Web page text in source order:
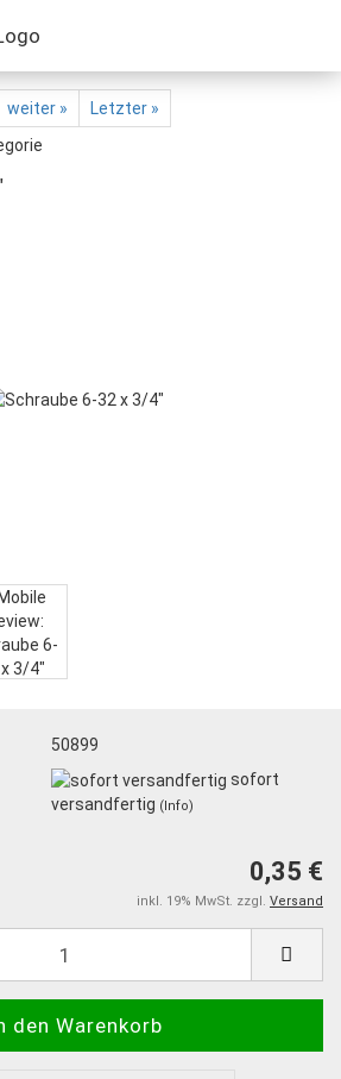
weiter »
Letzter »
50899
sofort
versandfertig (Info)
0,35 €
inkl. 19% MwSt. zzgl. Versand